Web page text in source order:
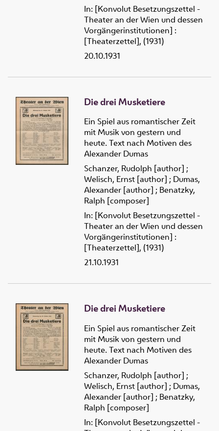
In: [Konvolut Besetzungszettel -
Theater an der Wien und dessen
Vorgängerinstitutionen] :
[Theaterzettel], (1931)
20.10.1931
Die drei Musketiere
Ein Spiel aus romantischer Zeit
mit Musik von gestern und
heute. Text nach Motiven des
Alexander Dumas
Schanzer, Rudolph [author] ;
Welisch, Ernst [author] ; Dumas,
Alexander [author] ; Benatzky,
Ralph [composer]
In: [Konvolut Besetzungszettel -
Theater an der Wien und dessen
Vorgängerinstitutionen] :
[Theaterzettel], (1931)
21.10.1931
Die drei Musketiere
Ein Spiel aus romantischer Zeit
mit Musik von gestern und
heute. Text nach Motiven des
Alexander Dumas
Schanzer, Rudolph [author] ;
Welisch, Ernst [author] ; Dumas,
Alexander [author] ; Benatzky,
Ralph [composer]
In: [Konvolut Besetzungszettel -